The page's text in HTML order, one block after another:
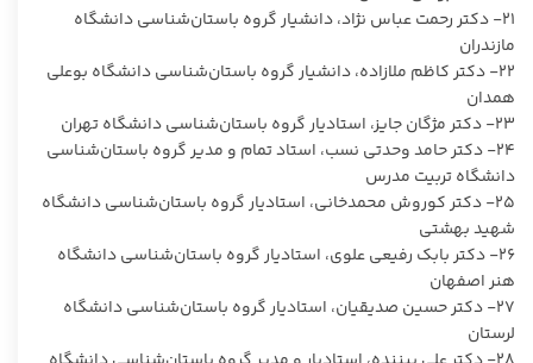
۲۱- دکتر رحمت عباس نژاد، دانشیار گروه باستان‌شناسی دانشگاه
مازندران
۲۲- دکتر کاظم ملازاده، دانشیار گروه باستان‌شناسی دانشگاه بوعلی
همدان
۲۳- دکتر مژگان جایز، استادیار گروه باستان‌شناسی دانشگاه تهران
۲۴- دکتر حامد وحدتی نسب، استاد تمام و مدیر گروه باستان‌شناسی
دانشگاه تربیت مدرس
۲۵- دکتر کوروش محمدخانی، استادیار گروه باستان‌شناسی دانشگاه
شهید بهشتی
۲۶- دکتر بابک رفیعی علوی، استادیار گروه باستان‌شناسی دانشگاه
هنر اصفهان
۲۷- دکتر حسین صدیقیان، استادیار گروه باستان‌شناسی دانشگاه
لرستان